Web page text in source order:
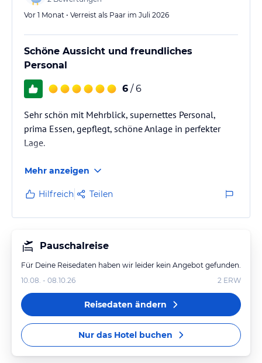
Vor 1 Monat • Verreist als Paar im Juli 2026
Schöne Aussicht und freundliches
Personal
6 / 6
Sehr schön mit Mehrblick, supernettes Personal,
prima Essen, gepflegt, schöne Anlage in perfekter
Lage.
Mehr anzeigen
Hilfreich Teilen
Pauschalreise
Für Deine Reisedaten haben wir leider kein Angebot gefunden.
10.08. - 08.10.26
2 ERW
Reisedaten ändern
Nur das Hotel buchen